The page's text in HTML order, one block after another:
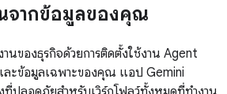
จากข้อมูลของคุณ
นของธุรกิจด้วยการติดตั้งใช้งาน Agent
ละข้อมูลเฉพาะของคุณ แอป Gemini